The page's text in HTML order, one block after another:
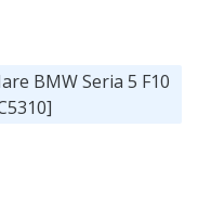
BMW Seria 5 F10